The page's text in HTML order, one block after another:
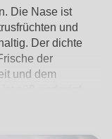
Die Nase ist
und
Der dichte
der
und dem